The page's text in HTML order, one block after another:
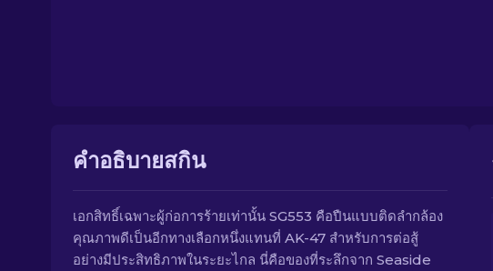
คำอธิบายสกิน
เอกสิทธิ์เฉพาะผู้ก่อการร้ายเท่านั้น SG553 คือปืนแบบติดลำกล้อง
คุณภาพดีเป็นอีกทางเลือกหนึ่งแทนที่ AK-47 สำหรับการต่อสู้
อย่างมีประสิทธิภาพในระยะไกล นี่คือของที่ระลึกจาก Seaside